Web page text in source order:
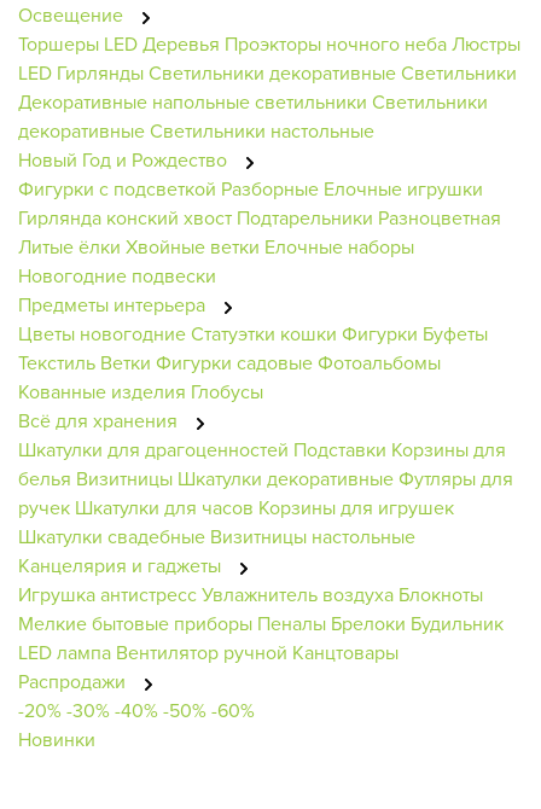
Освещение
Торшеры LED Деревья Проэкторы ночного небаЛюстры
LED ГирляндыСветильники декоративныеСветильники
Декоративные напольные светильники Светильники
декоративныеСветильники настольные
Новый Год и Рождество
Фигурки с подсветкой Разборные Елочные игрушки
Гирлянда конский хвост Подтарельники Разноцветная
Литые ёлки Хвойные ветки Елочные наборы
Новогодние подвески
Предметы интерьера
Цветы новогодниеСтатуэтки кошки Фигурки Буфеты
Текстиль Ветки Фигурки садовыеФотоальбомы
Кованные изделия Глобусы
Всё для хранения
Шкатулки для драгоценностей Подставки Корзины для
белья Визитницы Шкатулки декоративныеФутляры для
ручек Шкатулки для часов Корзины для игрушек
Шкатулки свадебные Визитницы настольные
Канцелярия и гаджеты
Игрушка антистрессУвлажнитель воздуха Блокноты
Мелкие бытовые приборы Пеналы Брелоки Будильник
LED лампа Вентилятор ручной Канцтовары
Распродажи
-20%-30%-40%-50%-60%
Новинки